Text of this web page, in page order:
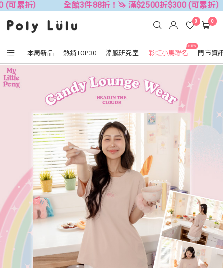
全館3件88折！🦄 滿$2500折$300 (可累折） 全館
本周新品 熱銷TOP30 涼感研究室
NEW
彩虹小馬聯名 門市資
0 0